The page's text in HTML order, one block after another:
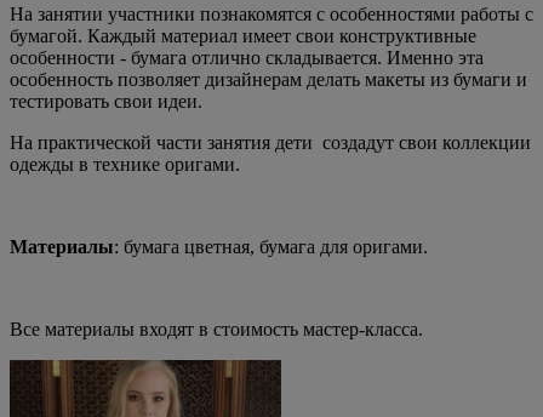
На занятии участники познакомятся с особенностями работы с
бумагой. Каждый материал имеет свои конструктивные
особенности - бумага отлично складывается. Именно эта
особенность позволяет дизайнерам делать макеты из бумаги и
тестировать свои идеи.
На практической части занятия дети создадут свои коллекции
одежды в технике оригами.
Материалы: бумага цветная, бумага для оригами.
Все материалы входят в стоимость мастер-класса.